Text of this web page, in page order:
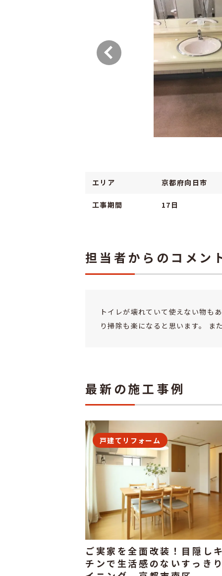
エリア 京都府向日市
工事期間 17日
担当者からのコメン
トイレが壊れていて使えない物も
り掃除も楽になると思います。 ま
最新の施工事例
戸建てリフォーム
ご実家を全面改装！目隠し
チンで生活感のないすっき